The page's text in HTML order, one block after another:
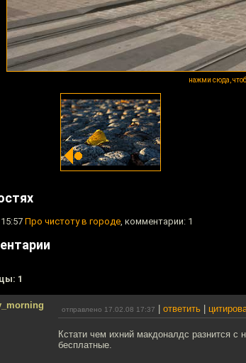
нажми сюда,
Про чистоту в городе, комментарии: 1
1
отправлено 17.02.08 17:37 ответить
Кстати чем ихний макдоналдс разнится
бесплатные.